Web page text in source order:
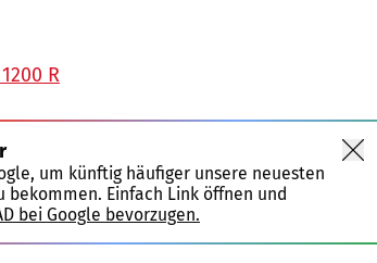
R
um künftig häufiger unsere neuesten
bekommen. Einfach Link öffnen und
bei Google bevorzugen.